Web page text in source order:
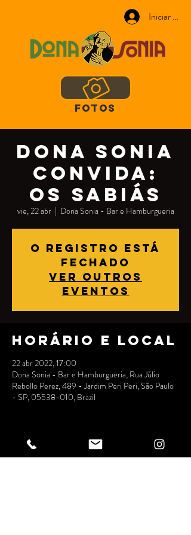
Iniciar sesión
FOTOS
Dona Sonia
convida:
Os Sabiás
vie, 22 abr
  |
Dona Sonia - Bar e Hamburgueria
O registro está
fechado
Ver outros
eventos
Horário e local
22 abr 2022, 17:00
Dona Sonia - Bar e Hamburgueria, Rua Júlio
Rebollo Perez, 489 - Jardim Peri Peri, São Paulo
- SP, 05538-010, Brazil